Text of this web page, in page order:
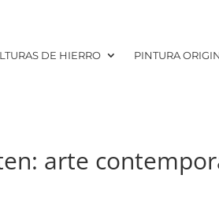
DE HIERRO PINTURA
arte